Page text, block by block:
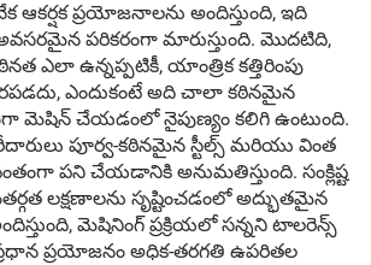
ఆకర్షక ప్రయోజనాలను అందిస్తుంది, ఇది
పరికరంగా మారుస్తుంది. మొదటిది,
ఎలా ఉన్నప్పటికీ, యాంత్రిక కత్తిరింపు
ఎందుకంటే అది చాలా కఠినమైన
మెషిన్ చేయడంలో నైపుణ్యం కలిగి ఉంటుంది.
పూర్వ-కఠినమైన స్టీల్స్ మరియు వింత
పని చేయడానికి అనుమతిస్తుంది. సంక్లిష్ట
లక్షణాలను సృష్టించడంలో అద్భుతమైన
మెషినింగ్ ప్రక్రియలో సన్నని టాలరెన్స్
ప్రయోజనం అధిక-తరగతి ఉపరితల